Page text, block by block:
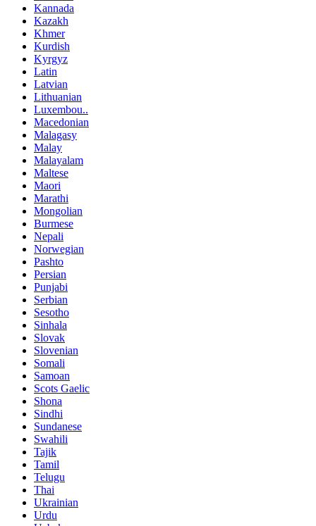
Kannada
Kazakh
Khmer
Kurdish
Kyrgyz
Latin
Latvian
Lithuanian
Luxembou..
Macedonian
Malagasy
Malay
Malayalam
Maltese
Maori
Marathi
Mongolian
Burmese
Nepali
Norwegian
Pashto
Persian
Punjabi
Serbian
Sesotho
Sinhala
Slovak
Slovenian
Somali
Samoan
Scots Gaelic
Shona
Sindhi
Sundanese
Swahili
Tajik
Tamil
Telugu
Thai
Ukrainian
Urdu